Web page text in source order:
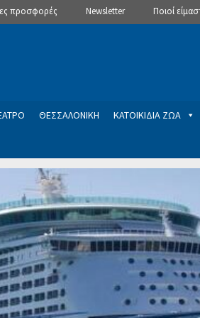
προσφορές Newsletter Ποιοί
ΘΕΣΣΑΛΟΝΙΚΗ ΚΑΤΟΙΚΙΔΙΑ ΖΩΑ
Newsletter
του Dealistas.grΕπικοινωνία